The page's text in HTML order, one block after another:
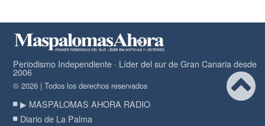
Periodismo Independiente · Líder del sur de Gran Canaria desde
2006
© 2026 | Todos los derechos reservados
▶ MASPALOMAS AHORA RADIO
Diario de La Palma